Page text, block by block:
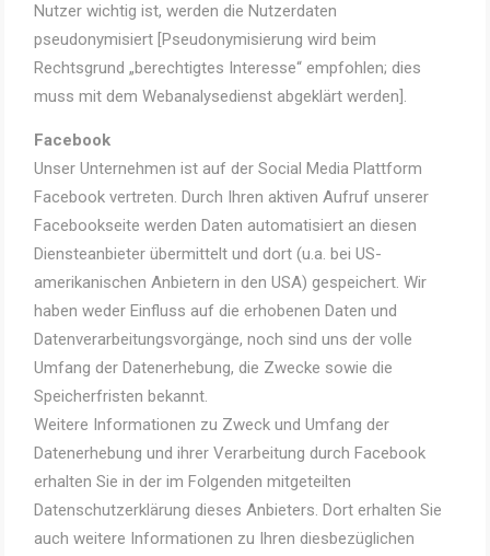
Nutzer wichtig ist, werden die Nutzerdaten
pseudonymisiert [Pseudonymisierung wird beim
Rechtsgrund „berechtigtes Interesse“ empfohlen; dies
muss mit dem Webanalysedienst abgeklärt werden].
Facebook
Unser Unternehmen ist auf der Social Media Plattform
Facebook vertreten. Durch Ihren aktiven Aufruf unserer
Facebookseite werden Daten automatisiert an diesen
Diensteanbieter übermittelt und dort (u.a. bei US-
amerikanischen Anbietern in den USA) gespeichert. Wir
haben weder Einfluss auf die erhobenen Daten und
Datenverarbeitungsvorgänge, noch sind uns der volle
Umfang der Datenerhebung, die Zwecke sowie die
Speicherfristen bekannt.
Weitere Informationen zu Zweck und Umfang der
Datenerhebung und ihrer Verarbeitung durch Facebook
erhalten Sie in der im Folgenden mitgeteilten
Datenschutzerklärung dieses Anbieters. Dort erhalten Sie
auch weitere Informationen zu Ihren diesbezüglichen